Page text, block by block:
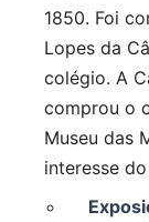
1850. Foi
Lopes da
colégio. A
comprou o
Museu das
interesse do